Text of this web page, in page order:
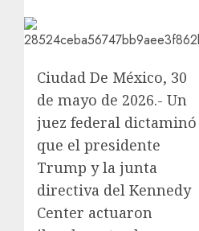
Ciudad De México, 30
de mayo de 2026.- Un
juez federal dictaminó
que el presidente
Trump y la junta
directiva del Kennedy
Center actuaron